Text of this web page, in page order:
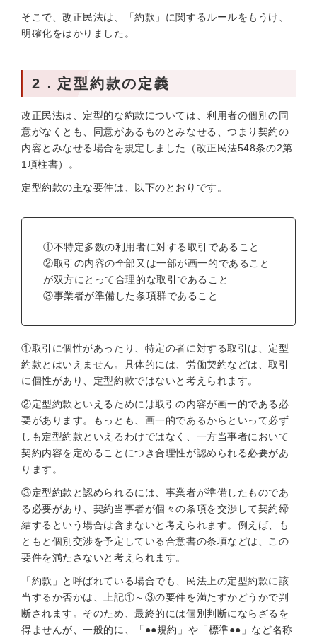
そこで、改正民法は、「約款」に関するルールをもうけ、
明確化をはかりました。
2．定型約款の定義
改正民法は、定型的な約款については、利用者の個別の同
意がなくとも、同意があるものとみなせる、つまり契約の
内容とみなせる場合を規定しました（改正民法548条の2第
1項柱書）。
定型約款の主な要件は、以下のとおりです。
①不特定多数の利用者に対する取引であること
②取引の内容の全部又は一部が画一的であること
が双方にとって合理的な取引であること
③事業者が準備した条項群であること
①取引に個性があったり、特定の者に対する取引は、定型
約款とはいえません。具体的には、労働契約などは、取引
に個性があり、定型約款ではないと考えられます。
②定型約款といえるためには取引の内容が画一的である必
要があります。もっとも、画一的であるからといって必ず
しも定型約款といえるわけではなく、一方当事者において
契約内容を定めることにつき合理性が認められる必要があ
ります。
③定型約款と認められるには、事業者が準備したものであ
る必要があり、契約当事者が個々の条項を交渉して契約締
結するという場合は含まないと考えられます。例えば、も
ともと個別交渉を予定している合意書の条項などは、この
要件を満たさないと考えられます。
「約款」と呼ばれている場合でも、民法上の定型約款に該
当するか否かは、上記①～③の要件を満たすかどうかで判
断されます。そのため、最終的には個別判断にならざるを
得ませんが、一般的に、「●●規約」や「標準●●」など名称